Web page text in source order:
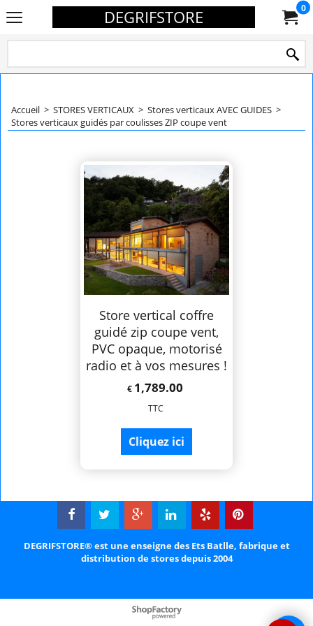
DEGRIFSTORE 0
Accueil > STORES VERTICAUX > Stores verticaux AVEC GUIDES >
Stores verticaux guidés par coulisses ZIP coupe vent
Store vertical coffre
guidé zip coupe vent,
PVC opaque, motorisé
radio et à vos mesures !
€ 1,789.00
TTC
Cliquez ici
DEGRIFSTORE® est une enseigne des Ets Batlle, fabrique et
distribution de stores depuis 2004
Boutique en ligne créés
avec le logiciel